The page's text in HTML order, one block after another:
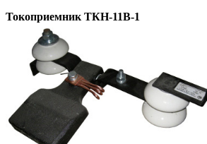
Токоприемник ТКН-11В-1